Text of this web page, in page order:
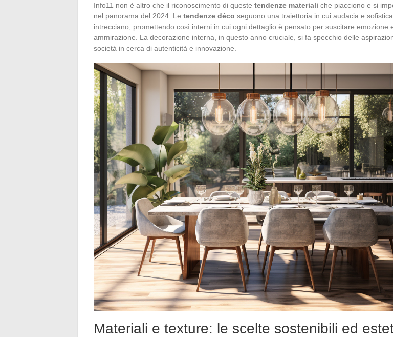
Info11 non è altro che il riconoscimento di queste tendenze materiali che piacciono e si
nel panorama del 2024. Le tendenze déco seguono una traiettoria in cui audacia e
intrecciano, promettendo così interni in cui ogni dettaglio è pensato per suscitare emozione
ammirazione. La decorazione interna, in questo anno cruciale, si fa specchio delle
società in cerca di autenticità e innovazione.
Materiali e texture: le scelte sostenibili ed